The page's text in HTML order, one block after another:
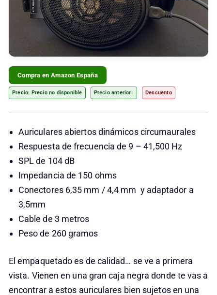
Compra en Amazon España
Precio: Precio no disponible Precio anterior: Descuento
Auriculares abiertos dinámicos circumaurales
Respuesta de frecuencia de 9 – 41,500 Hz
SPL de 104 dB
Impedancia de 150 ohms
Conectores 6,35 mm / 4,4 mm y adaptador a
3,5mm
Cable de 3 metros
Peso de 260 gramos
El empaquetado es de calidad… se ve a primera
vista. Vienen en una gran caja negra donde te vas a
encontrar a estos auriculares bien sujetos en una